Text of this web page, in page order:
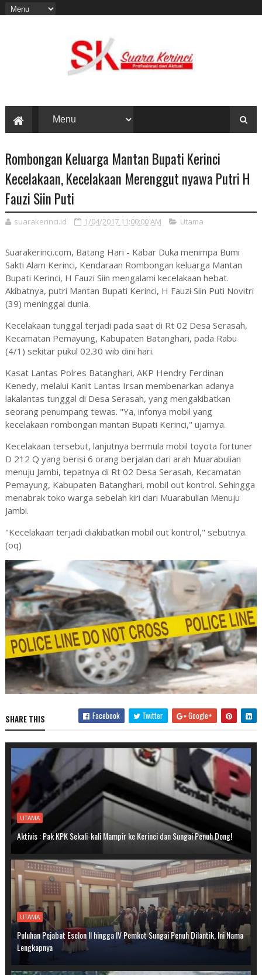
Rombongan Keluarga Mantan Bupati Kerinci
Kecelakaan, Kecelakaan Merenggut nyawa Putri H
Fauzi Siin Puti
suarakerinci.id 1/04/2017 11:00:00 AM Utama
Suarakerinci.com, Batang Hari - Kabar Duka menimpa Bumi
Sakti Alam Kerinci, Kendaraan Rombongan keluarga Mantan
Bupati Kerinci, H Fauzi Siin mengalami kecelakaan hebat.
Akibatnya, putri Mantan Bupati Kerinci, H Fauzi Siin Puti Novitri
(39) meninggal dunia.
Kecelakaan tunggal terjadi pada saat di Rt 02 Desa Serasah,
Kecamatan Pemayung, Kabupaten Batanghari, pada Rabu
(4/1) sekitar pukul 02.30 wib dini hari.
Kasat Lantas Polres Batanghari, AKP Hendry Ferdinan
Kenedy, melalui Kanit Lantas Irsan membenarkan adanya
lakalantas tunggal di Desa Serasah, yang mengakibatkan
seorang penumpang tewas. "Ya, infonya mobil yang
kecelakaan rombongan mantan Bupati Kerinci," ujarnya.
Kecelakaan tersebut, lanjutnya bermula mobil toyota fortuner
D 212 Q yang berisi 6 orang berjalan dari arah Muarabulian
menuju Jambi, tepatnya di Rt 02 Desa Serasah, Kecamatan
Pemayung, Kabupaten Batanghari, mobil out kontrol. Sehingga
menabrak toko warga sebelah kiri dari Muarabulian Menuju
Jambi.
"Kecelakaan terjadi diakibatkan mobil out kontrol," sebutnya.
(oq)
SHARE THIS Facebook Twitter Google+
UTAMA
Aktivis : Pak KPK Sekali-kali Mampir ke Kerinci dan Sungai Penuh Dong!
UTAMA
Puluhan Pejabat Eselon II hingga IV Pemkot Sungai Penuh Dilantik, Ini Nama
Lengkapnya